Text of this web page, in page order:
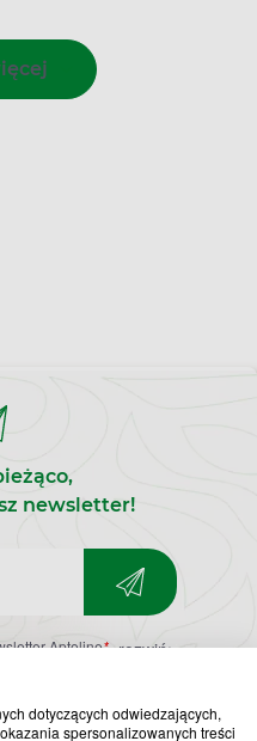
dotyczących odwiedzających,
spersonalizowanych treści
newsletter!
Apteline* rozwiń>